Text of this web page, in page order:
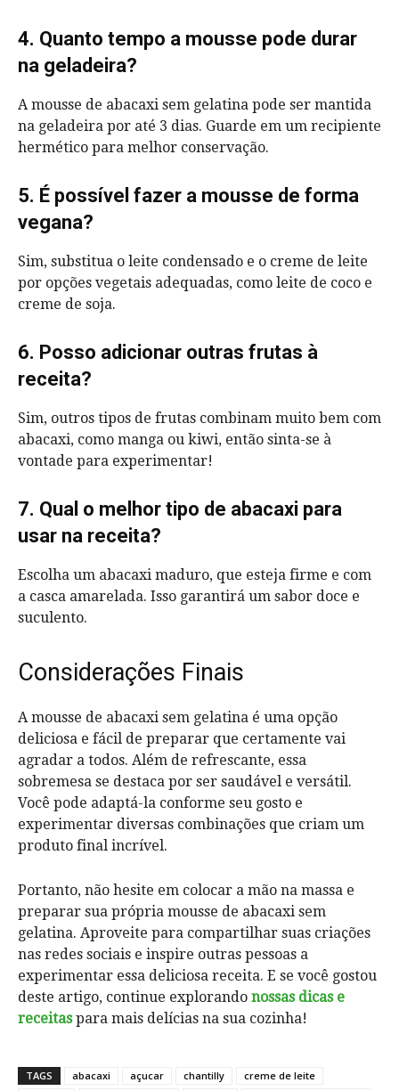
4. Quanto tempo a mousse pode durar
na geladeira?
A mousse de abacaxi sem gelatina pode ser mantida
na geladeira por até 3 dias. Guarde em um recipiente
hermético para melhor conservação.
5. É possível fazer a mousse de forma
vegana?
Sim, substitua o leite condensado e o creme de leite
por opções vegetais adequadas, como leite de coco e
creme de soja.
6. Posso adicionar outras frutas à
receita?
Sim, outros tipos de frutas combinam muito bem com
abacaxi, como manga ou kiwi, então sinta-se à
vontade para experimentar!
7. Qual o melhor tipo de abacaxi para
usar na receita?
Escolha um abacaxi maduro, que esteja firme e com
a casca amarelada. Isso garantirá um sabor doce e
suculento.
Considerações Finais
A mousse de abacaxi sem gelatina é uma opção
deliciosa e fácil de preparar que certamente vai
agradar a todos. Além de refrescante, essa
sobremesa se destaca por ser saudável e versátil.
Você pode adaptá-la conforme seu gosto e
experimentar diversas combinações que criam um
produto final incrível.
Portanto, não hesite em colocar a mão na massa e
preparar sua própria mousse de abacaxi sem
gelatina. Aproveite para compartilhar suas criações
nas redes sociais e inspire outras pessoas a
experimentar essa deliciosa receita. E se você gostou
deste artigo, continue explorando nossas dicas e
receitaspara mais delícias na sua cozinha!
TAGS abacaxi açucar chantilly
creme de leite